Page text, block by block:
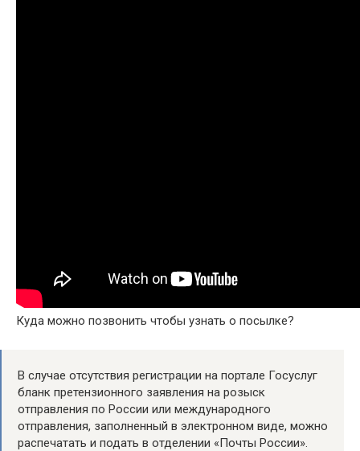
Куда можно позвонить чтобы узнать о посылке?
В случае отсутствия регистрации на портале Госуслуг
бланк претензионного заявления на розыск
отправления по России или международного
отправления, заполненный в электронном виде, можно
распечатать и подать в отделении «Почты России».